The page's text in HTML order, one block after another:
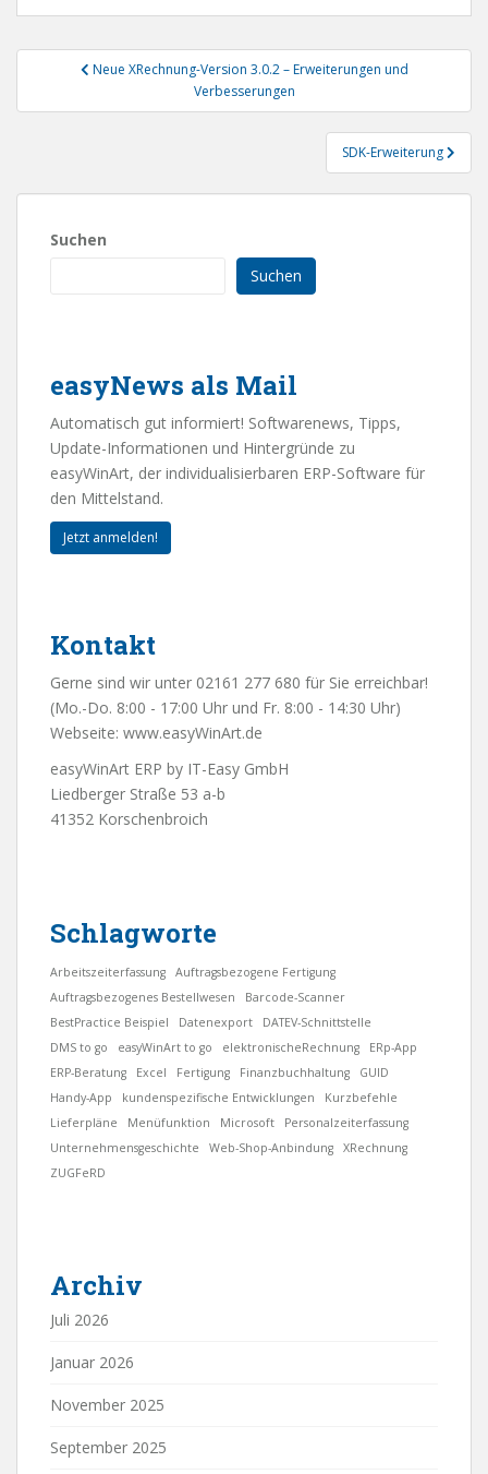
Beitragsnavigation
Neue XRechnung-Version 3.0.2 – Erweiterungen und
Verbesserungen
SDK-Erweiterung
Suchen
Suchen
easyNews als Mail
Automatisch gut informiert! Softwarenews, Tipps,
Update-Informationen und Hintergründe zu
easyWinArt, der individualisierbaren ERP-Software für
den Mittelstand.
Jetzt anmelden!
Kontakt
Gerne sind wir unter 02161 277 680 für Sie erreichbar!
(Mo.-Do. 8:00 - 17:00 Uhr und Fr. 8:00 - 14:30 Uhr)
Webseite: www.easyWinArt.de
easyWinArt ERP by IT-Easy GmbH
Liedberger Straße 53 a-b
41352 Korschenbroich
Schlagworte
Arbeitszeiterfassung
Auftragsbezogene Fertigung
Auftragsbezogenes Bestellwesen
Barcode-Scanner
BestPractice Beispiel
Datenexport
DATEV-Schnittstelle
DMS to go
easyWinArt to go elektronischeRechnung
ERp-App
ERP-Beratung
Excel Fertigung Finanzbuchhaltung
GUID
Handy-App
kundenspezifische Entwicklungen
Kurzbefehle
Lieferpläne
Menüfunktion Microsoft
Personalzeiterfassung
Unternehmensgeschichte
Web-Shop-Anbindung
XRechnung
ZUGFeRD
Archiv
Juli 2026
Januar 2026
November 2025
September 2025